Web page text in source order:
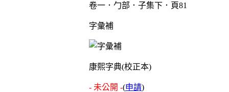
卷一．勹部．子集下．頁81
字彙補
康熙字典(校正本)
- 未公開 -(申請)